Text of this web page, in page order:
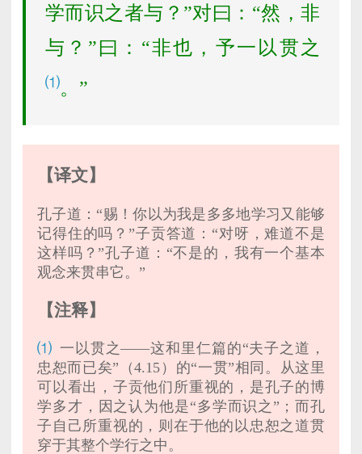
学而识之者与？”对曰：“然，非
与？”曰：“非也，予一以贯之
⑴。”
【译文】
孔子道：“赐！你以为我是多多地学习又能够
记得住的吗？”子贡答道：“对呀，难道不是
这样吗？”孔子道：“不是的，我有一个基本
观念来贯串它。”
【注释】
⑴ 一以贯之——这和里仁篇的“夫子之道，
忠恕而已矣”（4.15）的“一贯”相同。从这里
可以看出，子贡他们所重视的，是孔子的博
学多才，因之认为他是“多学而识之”；而孔
子自己所重视的，则在于他的以忠恕之道贯
穿于其整个学行之中。